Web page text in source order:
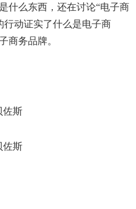
什么东西，还在讨论“电子商
行动证实了什么是电子商
商务品牌。